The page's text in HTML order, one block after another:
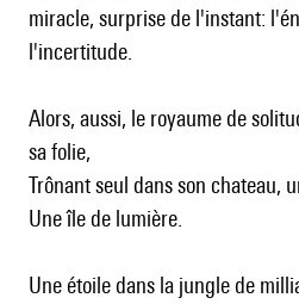
miracle, surprise de l'instant:
l'incertitude.
Alors, aussi, le royaume de
sa folie,
Trônant seul dans son chateau,
Une île de lumière.
Une étoile dans la jungle de